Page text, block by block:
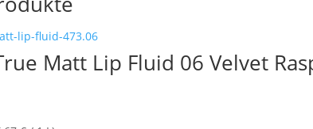
Matt Lip Fluid 06 Velvet